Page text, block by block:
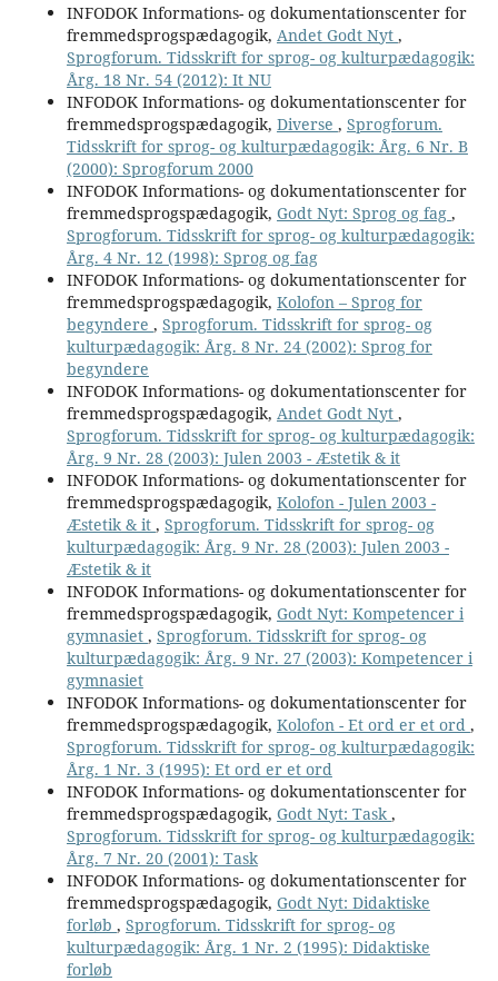
INFODOK Informations- og dokumentationscenter for
fremmedsprogspædagogik, Andet Godt Nyt ,
Sprogforum. Tidsskrift for sprog- og kulturpædagogik:
Årg. 18 Nr. 54 (2012): It NU
INFODOK Informations- og dokumentationscenter for
fremmedsprogspædagogik, Diverse , Sprogforum.
Tidsskrift for sprog- og kulturpædagogik: Årg. 6 Nr. B
(2000): Sprogforum 2000
INFODOK Informations- og dokumentationscenter for
fremmedsprogspædagogik, Godt Nyt: Sprog og fag ,
Sprogforum. Tidsskrift for sprog- og kulturpædagogik:
Årg. 4 Nr. 12 (1998): Sprog og fag
INFODOK Informations- og dokumentationscenter for
fremmedsprogspædagogik, Kolofon – Sprog for
begyndere , Sprogforum. Tidsskrift for sprog- og
kulturpædagogik: Årg. 8 Nr. 24 (2002): Sprog for
begyndere
INFODOK Informations- og dokumentationscenter for
fremmedsprogspædagogik, Andet Godt Nyt ,
Sprogforum. Tidsskrift for sprog- og kulturpædagogik:
Årg. 9 Nr. 28 (2003): Julen 2003 - Æstetik & it
INFODOK Informations- og dokumentationscenter for
fremmedsprogspædagogik, Kolofon - Julen 2003 -
Æstetik & it , Sprogforum. Tidsskrift for sprog- og
kulturpædagogik: Årg. 9 Nr. 28 (2003): Julen 2003 -
Æstetik & it
INFODOK Informations- og dokumentationscenter for
fremmedsprogspædagogik, Godt Nyt: Kompetencer i
gymnasiet , Sprogforum. Tidsskrift for sprog- og
kulturpædagogik: Årg. 9 Nr. 27 (2003): Kompetencer i
gymnasiet
INFODOK Informations- og dokumentationscenter for
fremmedsprogspædagogik, Kolofon - Et ord er et ord ,
Sprogforum. Tidsskrift for sprog- og kulturpædagogik:
Årg. 1 Nr. 3 (1995): Et ord er et ord
INFODOK Informations- og dokumentationscenter for
fremmedsprogspædagogik, Godt Nyt: Task ,
Sprogforum. Tidsskrift for sprog- og kulturpædagogik:
Årg. 7 Nr. 20 (2001): Task
INFODOK Informations- og dokumentationscenter for
fremmedsprogspædagogik, Godt Nyt: Didaktiske
forløb , Sprogforum. Tidsskrift for sprog- og
kulturpædagogik: Årg. 1 Nr. 2 (1995): Didaktiske
forløb